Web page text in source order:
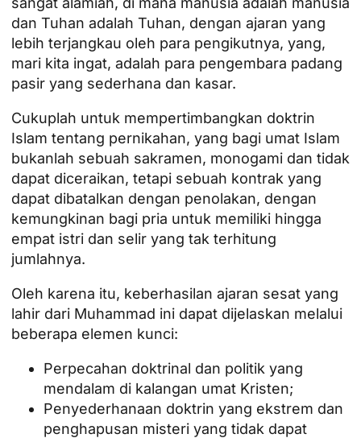
dan Tuhan adalah Tuhan, dengan ajaran yang
lebih terjangkau oleh para pengikutnya, yang,
mari kita ingat, adalah para pengembara padang
pasir yang sederhana dan kasar.
Cukuplah untuk mempertimbangkan doktrin
Islam tentang pernikahan, yang bagi umat Islam
bukanlah sebuah sakramen, monogami dan tidak
dapat diceraikan, tetapi sebuah kontrak yang
dapat dibatalkan dengan penolakan, dengan
kemungkinan bagi pria untuk memiliki hingga
empat istri dan selir yang tak terhitung
jumlahnya.
Oleh karena itu, keberhasilan ajaran sesat yang
lahir dari Muhammad ini dapat dijelaskan melalui
beberapa elemen kunci:
Perpecahan doktrinal dan politik yang
mendalam di kalangan umat Kristen;
Penyederhanaan doktrin yang ekstrem dan
penghapusan misteri yang tidak dapat